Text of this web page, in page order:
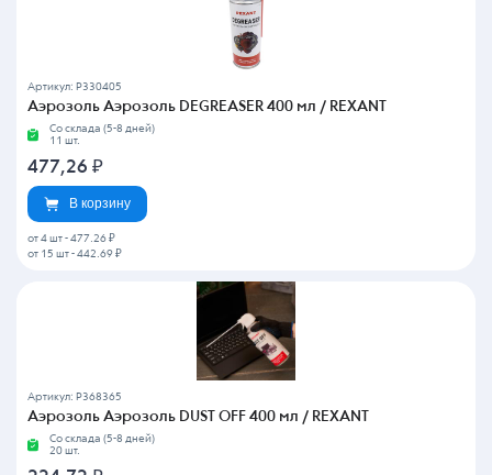
Артикул: P330405
Аэрозоль Аэрозоль DEGREASER 400 мл / REXANT
Со склада (5-8 дней)
11 шт.
477,26 ₽
В корзину
от 4 шт - 477.26 ₽
от 15 шт - 442.69 ₽
Артикул: P368365
Аэрозоль Аэрозоль DUST OFF 400 мл / REXANT
Со склада (5-8 дней)
20 шт.